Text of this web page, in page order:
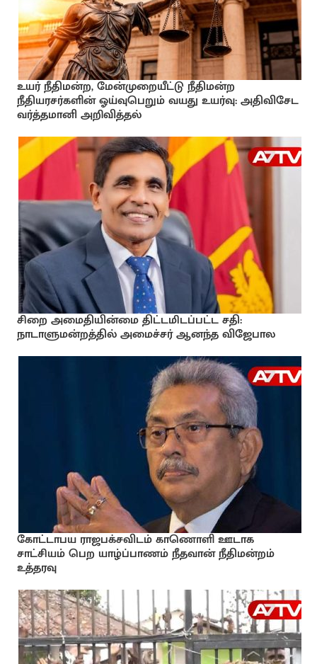
உயர் நீதிமன்ற, மேன்முறையீட்டு நீதிமன்ற
நீதியரசர்களின் ஓய்வுபெறும் வயது உயர்வு: அதிவிசேட
வர்த்தமானி அறிவித்தல்
சிறை அமைதியின்மை திட்டமிடப்பட்ட சதி:
நாடாளுமன்றத்தில் அமைச்சர் ஆனந்த விஜேபால
கோட்டாபய ராஜபக்சவிடம் காணொளி ஊடாக
சாட்சியம் பெற யாழ்ப்பாணம் நீதவான் நீதிமன்றம்
உத்தரவு